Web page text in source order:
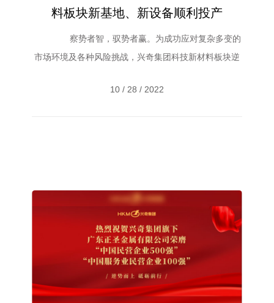
料板块新基地、新设备顺利投产
察势者智，驭势者赢。为成功应对复杂多变的
市场环境及各种风险挑战，兴奇集团科技新材料板块逆
业、兴奇新材料公司的新基地和新设备先后投产运行。
10 / 28 / 2022